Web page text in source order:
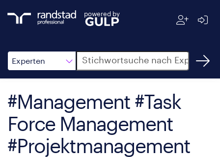
powered by
Experten
Suche
#Management #Task
Force Management
#Projektmanagement